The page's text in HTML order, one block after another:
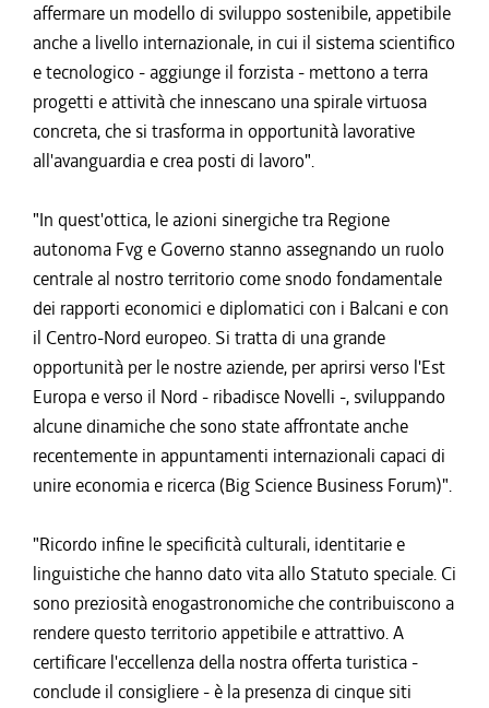
affermare un modello di sviluppo sostenibile, appetibile
anche a livello internazionale, in cui il sistema scientifico
e tecnologico - aggiunge il forzista - mettono a terra
progetti e attività che innescano una spirale virtuosa
concreta, che si trasforma in opportunità lavorative
all'avanguardia e crea posti di lavoro".
"In quest'ottica, le azioni sinergiche tra Regione
autonoma Fvg e Governo stanno assegnando un ruolo
centrale al nostro territorio come snodo fondamentale
dei rapporti economici e diplomatici con i Balcani e con
il Centro-Nord europeo. Si tratta di una grande
opportunità per le nostre aziende, per aprirsi verso l'Est
Europa e verso il Nord - ribadisce Novelli -, sviluppando
alcune dinamiche che sono state affrontate anche
recentemente in appuntamenti internazionali capaci di
unire economia e ricerca (Big Science Business Forum)".
"Ricordo infine le specificità culturali, identitarie e
linguistiche che hanno dato vita allo Statuto speciale. Ci
sono preziosità enogastronomiche che contribuiscono a
rendere questo territorio appetibile e attrattivo. A
certificare l'eccellenza della nostra offerta turistica -
conclude il consigliere - è la presenza di cinque siti